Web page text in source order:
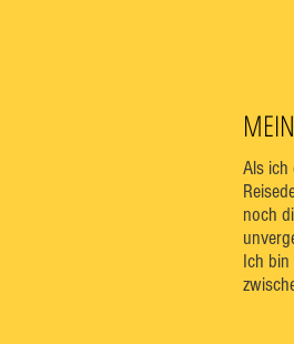
Als ich
noch
Ich